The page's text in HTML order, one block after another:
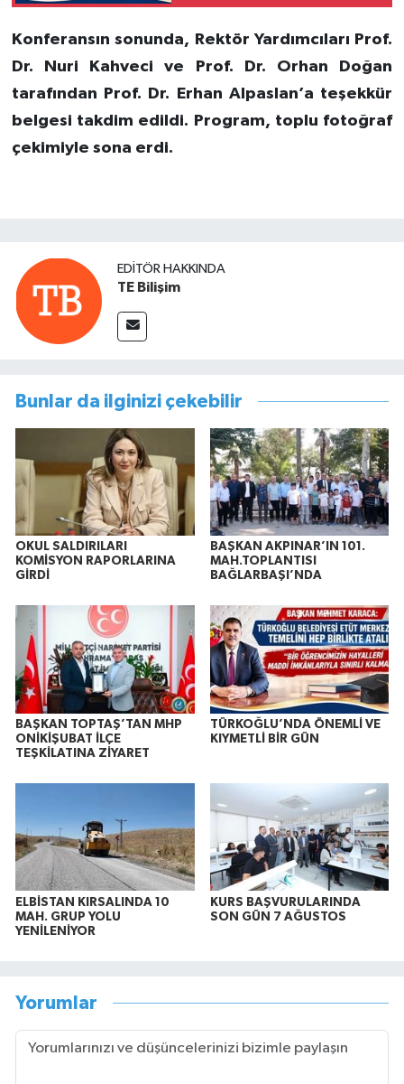
Konferansın sonunda, Rektör Yardımcıları Prof.
Dr. Nuri Kahveci ve Prof. Dr. Orhan Doğan
tarafından Prof. Dr. Erhan Alpaslan’a teşekkür
belgesi takdim edildi. Program, toplu fotoğraf
çekimiyle sona erdi.
EDITÖR HAKKINDA
TE Bilişim
Bunlar da ilginizi çekebilir
OKUL SALDIRILARI
KOMİSYON RAPORLARINA
GİRDİ
BAŞKAN AKPINAR’IN 101.
MAH.TOPLANTISI
BAĞLARBAŞI’NDA
BAŞKAN TOPTAŞ’TAN MHP
ONİKİŞUBAT İLÇE
TEŞKİLATINA ZİYARET
TÜRKOĞLU’NDA ÖNEMLİ VE
KIYMETLİ BİR GÜN
ELBİSTAN KIRSALINDA 10
MAH. GRUP YOLU
YENİLENİYOR
KURS BAŞVURULARINDA
SON GÜN 7 AĞUSTOS
Yorumlar